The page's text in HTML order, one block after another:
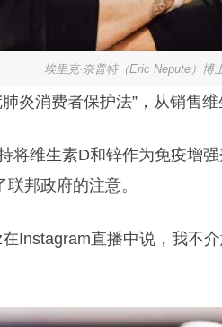
埃里克·奈普特（Eric Nepute）博
炎消费者保护法”，从销售
将维生素D和锌作为免疫增
邦政府的注意。
Instagram直播中说，我不